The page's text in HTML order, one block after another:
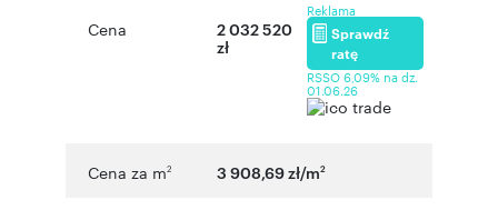
Cena
2 032 520
zł
Reklama
Sprawdź
ratę
RSSO 6,09% na dz.
01.06.26
Cena za m2 3 908,69 zł/m2